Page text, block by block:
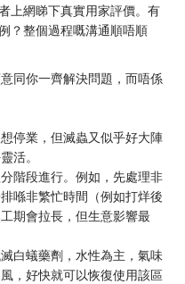
上網睇下真實用家評價。有
？整個過程嘅溝通順唔順
同你一齊解決問題，而唔係
停業，但滅蟲又似乎好大陣
活。
階段進行。例如，先處理非
喺非繁忙時間（例如打烊後
期會拉長，但生意影響最
滅白蟻藥劑，水性為主，氣味
，好快就可以恢復使用該區